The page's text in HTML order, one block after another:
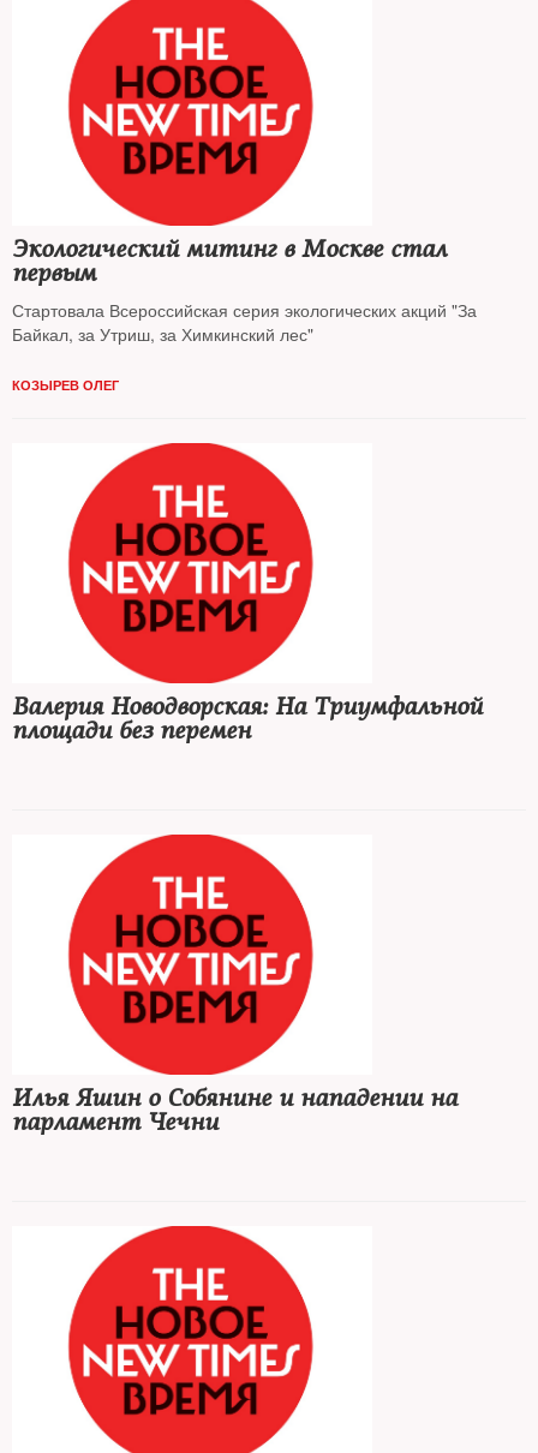
Экологический митинг в Москве стал
первым
Стартовала Всероссийская серия экологических акций "За
Байкал, за Утриш, за Химкинский лес"
КОЗЫРЕВ ОЛЕГ
Валерия Новодворская: На Триумфальной
площади без перемен
Илья Яшин о Собянине и нападении на
парламент Чечни